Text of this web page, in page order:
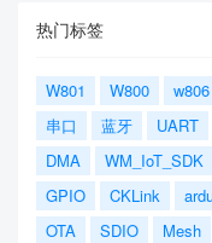
热门标签
W801 W800 w806
串口
蓝牙 UART
DMA
WM_IoT_SDK
GPIO
CKLink
OTA
SDIO Mesh